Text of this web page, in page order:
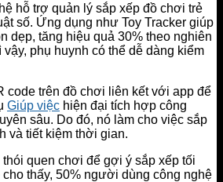
hỗ trợ quản lý sắp xếp đồ chơi trẻ
số. Ứng dụng như Toy Tracker giúp
dẹp, tăng hiệu quả 30% theo nghiên
phụ huynh có thể dễ dàng kiểm
code trên đồ chơi liên kết với app để
Giúp việc hiện đại tích hợp công
sâu. Do đó, nó làm cho việc sắp
và tiết kiệm thời gian.
quen chơi để gợi ý sắp xếp tối
thấy, 50% người dùng công nghệ